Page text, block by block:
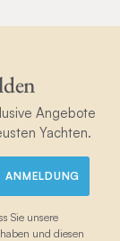
Angebote
Yachten.
ANMELDUNG
Sie unsere
und diesen